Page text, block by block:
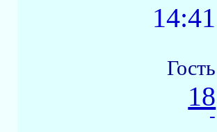
14:41
Гость
18
-